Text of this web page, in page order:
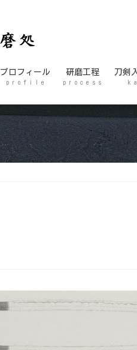
プロフィール
p r o f i l e
研磨工程
p r o c e s s
刀剣
k